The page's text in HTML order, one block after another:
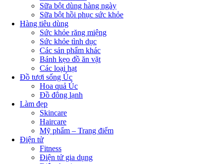
Sữa bột dùng hàng ngày
Sữa bột hồi phục sức khỏe
Hàng tiêu dùng
Sức khỏe răng miệng
Sức khỏe tình dục
Các sản phẩm khác
Bánh kẹo đồ ăn vặt
Các loại hạt
Đồ tươi sống Úc
Hoa quả Úc
Đồ đông lạnh
Làm đẹp
Skincare
Haircare
Mỹ phẩm – Trang điểm
Điện tử
Fitness
Điện tử gia dụng